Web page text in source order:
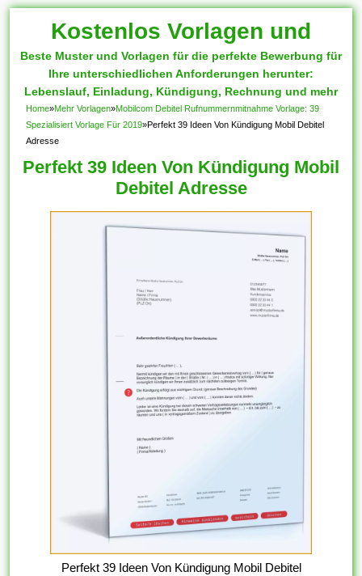
Kostenlos Vorlagen und
Muster
Beste Muster und Vorlagen für die perfekte Bewerbung für
Ihre unterschiedlichen Anforderungen herunter:
Lebenslauf, Einladung, Kündigung, Rechnung und mehr
Home»Mehr Vorlagen»Mobilcom Debitel Rufnummernmitnahme Vorlage: 39
Spezialisiert Vorlage Für 2019»Perfekt 39 Ideen Von Kündigung Mobil Debitel
Adresse
Perfekt 39 Ideen Von Kündigung Mobil
Debitel Adresse
Perfekt 39 Ideen Von Kündigung Mobil Debitel